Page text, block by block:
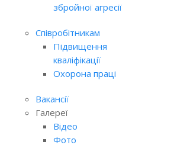
збройної агресії
Співробітникам
Підвищення
кваліфікації
Охорона праці
Вакансії
Галереї
Відео
Фото